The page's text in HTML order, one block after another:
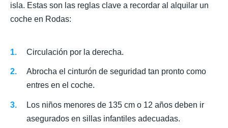
isla. Estas son las reglas clave a recordar al alquilar un
coche en Rodas:
Circulación por la derecha.
Abrocha el cinturón de seguridad tan pronto como
entres en el coche.
Los niños menores de 135 cm o 12 años deben ir
asegurados en sillas infantiles adecuadas.